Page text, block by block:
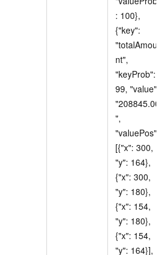
: 100},
{"key":
"totalAmou
nt",
"keyProb":
99, "value":
"208845.00
",
"valuePos":
[{"x": 300,
"y": 164},
{"x": 300,
"y": 180},
{"x": 154,
"y": 180},
{"x": 154,
"y": 164}],